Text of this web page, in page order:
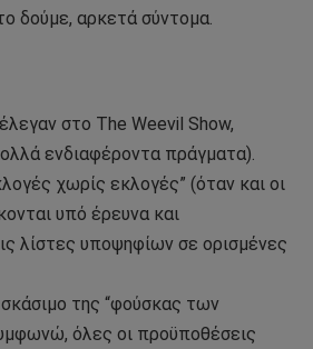
δούμε, αρκετά σύντομα.
στο The Weevil Show,
ενδιαφέροντα πράγματα).
χωρίς εκλογές” (όταν και οι
υπό έρευνα και
λίστες υποψηφίων σε ορισμένες
της “φούσκας των
όλες οι προϋποθέσεις